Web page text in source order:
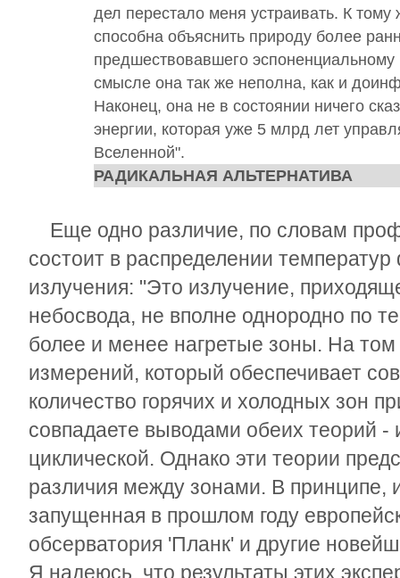
дел перестало меня устраивать. К тому
способна объяснить природу более
предшествовавшего
смысле она так же неполна, как и
Наконец, она не в состоянии ничего
энергии, которая уже 5 млрд лет
Вселенной".
РАДИКАЛЬНАЯ АЛЬТЕРНАТИВА
Еще одно различие, по словам
состоит в распределении
излучения: "Это излучение,
небосвода, не вполне однородно по
более и менее нагретые зоны. На том
измерений, который обеспечивает
количество горячих и холодных зон
совпадаете выводами обеих теорий
циклической. Однако эти теории
различия между зонами. В принципе,
запущенная в прошлом году
обсерватория 'Планк' и другие
Я надеюсь, что результаты этих